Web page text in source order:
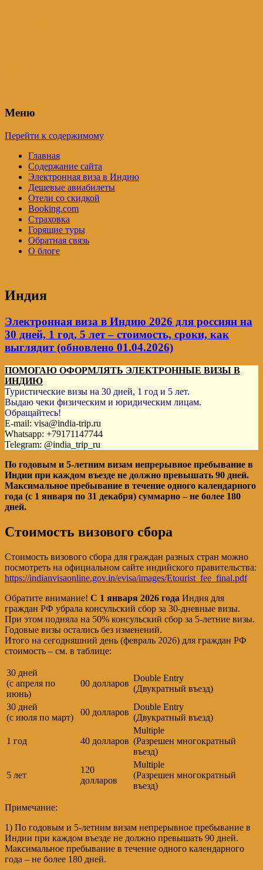
Меню
Перейти к содержимому
Главная
Содержание сайта
Электронная виза в Индию
Дешевые авиабилеты
Отели со скидкой
Booking.com
Страховка
Горящие туры
Обратная связь
О блоге
Индия
Электронная виза в Индию 2026 для россиян на
30 дней, 1 год, 5 лет – стоимость, сроки, как
выглядит (обновлено 01.04.2026)
ПОМОГАЮ ОФОРМЛЯТЬ ЭЛЕКТРОННЫЕ ВИЗЫ В
ИНДИЮ
Туристические визы на 30 дней, 1 год и 5 лет.
Выдаю чеки физическим и юридическим лицам.
Обращайтесь!
E-mail: visa@india-trip.ru
Whatsapp: +79171147744
Telegram: @india_trip_ru
По годовым и 5-летним визам непрерывное пребывание в
Индии при каждом въезде не должно превышать 90 дней.
Максимальное пребывание в течение одного календарного
года (с 1 января по 31 декабря) суммарно – не более 180
дней.
Стоимость визового сбора
Стоимость визового сбора для граждан разных стран можно
посмотреть на официальном сайте индийского правительства:
https://indianvisaonline.gov.in/evisa/images/Etourist_fee_final.pdf
Обратите внимание! С 1 января 2026 года Индия для
граждан РФ убрала консульский сбор за 30-дневные визы.
При этом подняла на 50% консульский сбор за 5-летние визы.
Годовые визы остались без изменений.
Итого на сегодняшний день (февраль 2026) для граждан РФ
стоимость – см. в таблице:
30 дней
(с апреля по
июнь)
00 долларов
Double Entry
(Двукратный въезд)
30 дней
(с июля по март)
00 долларов
Double Entry
(Двукратный въезд)
1 год 40 долларов
Multiple
(Разрешен многократный
въезд)
5 лет
120
долларов
Multiple
(Разрешен многократный
въезд)
Примечание:
1) По годовым и 5-летним визам непрерывное пребывание в
Индии при каждом въезде не должно превышать 90 дней.
Максимальное пребывание в течение одного календарного
года – не более 180 дней.